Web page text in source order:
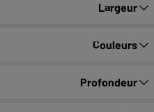
Largeur
Couleurs
Profondeur